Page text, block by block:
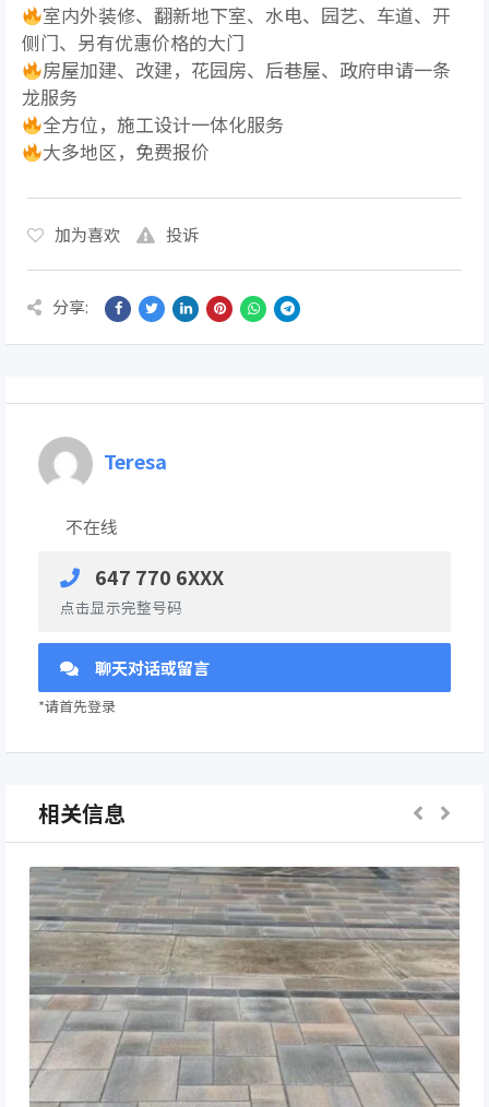
室内外装修、翻新地下室、水电、园艺、车道、开
侧门、另有优惠价格的大门
房屋加建、改建，花园房、后巷屋、政府申请一条
龙服务
全方位，施工设计一体化服务
大多地区，免费报价
加为喜欢 投诉
分享:
Teresa
不在线
647 770 6XXX
点击显示完整号码
聊天对话或留言
*请首先登录
相关信息